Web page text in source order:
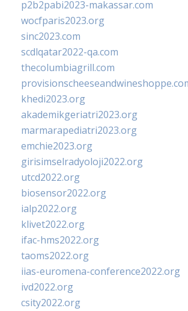
p2b2pabi2023-makassar.com
wocfparis2023.org
sinc2023.com
scdlqatar2022-qa.com
thecolumbiagrill.com
khedi2023.org
akademikgeriatri2023.org
marmarapediatri2023.org
emchie2023.org
girisimselradyoloji2022.org
utcd2022.org
biosensor2022.org
ialp2022.org
klivet2022.org
ifac-hms2022.org
taoms2022.org
iias-euromena-conference2022.org
ivd2022.org
csity2022.org